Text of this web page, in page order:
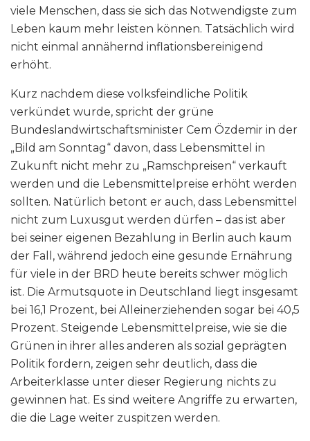
viele Menschen, dass sie sich das Notwendigste zum
Leben kaum mehr leisten können. Tatsächlich wird
nicht einmal annähernd inflationsbereinigend
erhöht.
Kurz nachdem diese volksfeindliche Politik
verkündet wurde, spricht der grüne
Bundeslandwirtschaftsminister Cem Özdemir in der
„Bild am Sonntag“ davon, dass Lebensmittel in
Zukunft nicht mehr zu „Ramschpreisen“ verkauft
werden und die Lebensmittelpreise erhöht werden
sollten. Natürlich betont er auch, dass Lebensmittel
nicht zum Luxusgut werden dürfen – das ist aber
bei seiner eigenen Bezahlung in Berlin auch kaum
der Fall, während jedoch eine gesunde Ernährung
für viele in der BRD heute bereits schwer möglich
ist. Die Armutsquote in Deutschland liegt insgesamt
bei 16,1 Prozent, bei Alleinerziehenden sogar bei 40,5
Prozent. Steigende Lebensmittelpreise, wie sie die
Grünen in ihrer alles anderen als sozial geprägten
Politik fordern, zeigen sehr deutlich, dass die
Arbeiterklasse unter dieser Regierung nichts zu
gewinnen hat. Es sind weitere Angriffe zu erwarten,
die die Lage weiter zuspitzen werden.